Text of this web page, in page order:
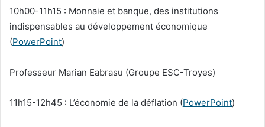
10h00-11h15 : Monnaie et banque, des institutions
indispensables au développement économique
(PowerPoint)
Professeur Marian Eabrasu (Groupe ESC-Troyes)
11h15-12h45 : L’économie de la déflation (PowerPoint)